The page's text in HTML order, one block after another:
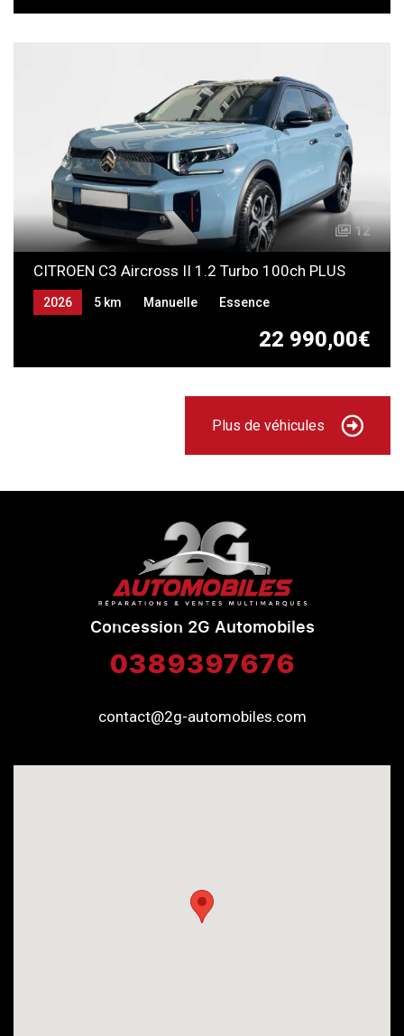
12
CITROEN C3 Aircross II 1.2 Turbo 100ch PLUS
22 990,00€
2026 5 km Manuelle Essence
Plus de véhicules
Concession 2G Automobiles
0389397676
contact@2g-automobiles.com